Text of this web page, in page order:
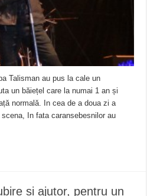
Talisman au pus la cale un
un băiețel care la numai 1 an și
normală. In cea de a doua zi a
In fata caransebesnilor au
si ajutor, pentru un